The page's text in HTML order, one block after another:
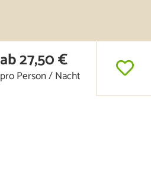
ab 27,50 €
pro Person / Nacht